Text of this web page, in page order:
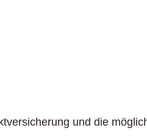
und die